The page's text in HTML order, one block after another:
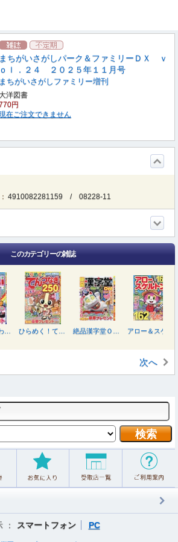
まちがいさがしパーク＆ファミリーＤＸ ｖ
ｏｌ．２４ ２０２５年１１月号
まちがいさがしファミリー増刊
大洋図書
円
在ご注文できません
4910082281159 /08228-11
このカテゴリーの雑誌
次へ
： スマートフォン PC